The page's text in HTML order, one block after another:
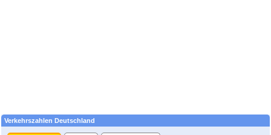
Verkehrszahlen Deutschland